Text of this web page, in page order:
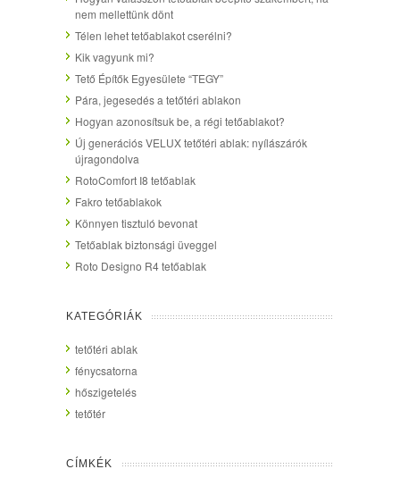
nem mellettünk dönt
Télen lehet tetőablakot cserélni?
Kik vagyunk mi?
Tető Építők Egyesülete “TEGY”
Pára, jegesedés a tetőtéri ablakon
Hogyan azonosítsuk be, a régi tetőablakot?
Új generációs VELUX tetőtéri ablak: nyílászárók
újragondolva
RotoComfort I8 tetőablak
Fakro tetőablakok
Könnyen tisztuló bevonat
Tetőablak biztonsági üveggel
Roto Designo R4 tetőablak
KATEGÓRIÁK
tetőtéri ablak
fénycsatorna
hőszigetelés
tetőtér
CÍMKÉK